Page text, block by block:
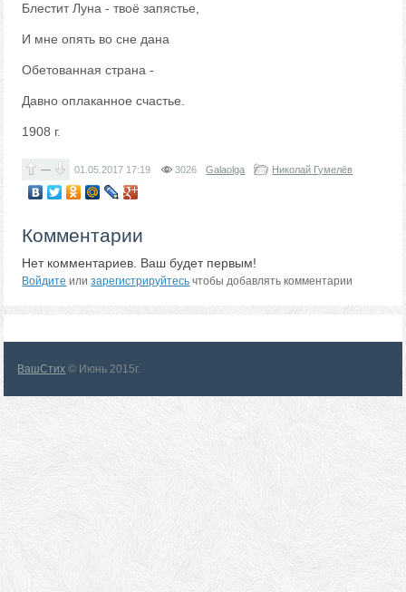
Блестит Луна - твоё запястье,
И мне опять во сне дана
Обетованная страна -
Давно оплаканное счастье.
1908 г.
— 01.05.2017 17:19 3026 Galaolga Николай Гумелёв
Комментарии
Нет комментариев. Ваш будет первым!
Войдите илизарегистрируйтесь чтобы добавлять комментарии
ВашСтих © Июнь 2015г.